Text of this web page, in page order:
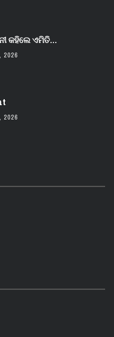
କହିଲେ ଏମିତି...
2026
2026